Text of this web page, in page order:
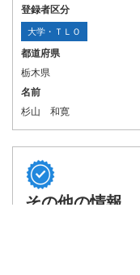
登録者区分
大学・ＴＬＯ
都道府県
栃木県
名前
杉山 和寛
その他の情報